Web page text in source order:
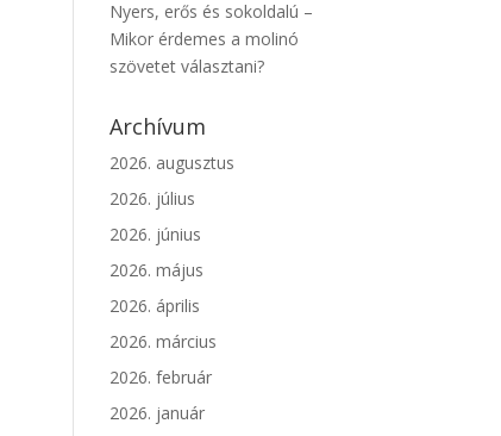
Nyers, erős és sokoldalú –
Mikor érdemes a molinó
szövetet választani?
Archívum
2026. augusztus
2026. július
2026. június
2026. május
2026. április
2026. március
2026. február
2026. január